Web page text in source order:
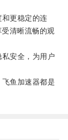
更稳定的连
清晰流畅的观
安全，为用户
鱼加速器都是